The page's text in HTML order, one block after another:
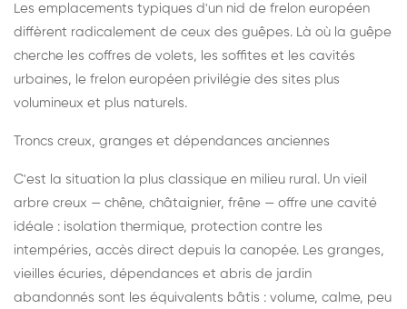
Les emplacements typiques d'un nid de frelon européen
diffèrent radicalement de ceux des guêpes. Là où la guêpe
cherche les coffres de volets, les soffites et les cavités
urbaines, le frelon européen privilégie des sites plus
volumineux et plus naturels.
Troncs creux, granges et dépendances anciennes
C'est la situation la plus classique en milieu rural. Un vieil
arbre creux — chêne, châtaignier, frêne — offre une cavité
idéale : isolation thermique, protection contre les
intempéries, accès direct depuis la canopée. Les granges,
vieilles écuries, dépendances et abris de jardin
abandonnés sont les équivalents bâtis : volume, calme, peu